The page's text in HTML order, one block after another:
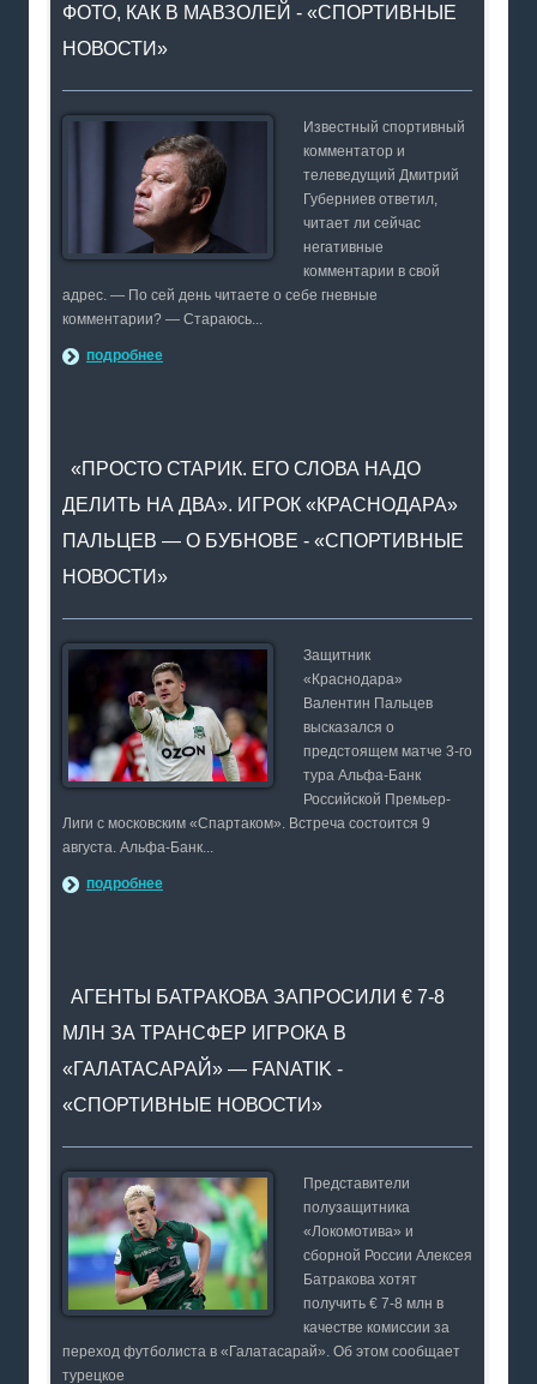
ФОТО, КАК В МАВЗОЛЕЙ - «СПОРТИВНЫЕ
НОВОСТИ»
Известный спортивный
комментатор и
телеведущий Дмитрий
Губерниев ответил,
читает ли сейчас
негативные
комментарии в свой
адрес. — По сей день читаете о себе гневные
комментарии? — Стараюсь...
подробнее
«ПРОСТО СТАРИК. ЕГО СЛОВА НАДО
ДЕЛИТЬ НА ДВА». ИГРОК «КРАСНОДАРА»
ПАЛЬЦЕВ — О БУБНОВЕ - «СПОРТИВНЫЕ
НОВОСТИ»
Защитник
«Краснодара»
Валентин Пальцев
высказался о
предстоящем матче 3-го
тура Альфа-Банк
Российской Премьер-
Лиги с московским «Спартаком». Встреча состоится 9
августа. Альфа-Банк...
подробнее
АГЕНТЫ БАТРАКОВА ЗАПРОСИЛИ € 7-8
МЛН ЗА ТРАНСФЕР ИГРОКА В
«ГАЛАТАСАРАЙ» — FANATIK -
«СПОРТИВНЫЕ НОВОСТИ»
Представители
полузащитника
«Локомотива» и
сборной России Алексея
Батракова хотят
получить € 7-8 млн в
качестве комиссии за
переход футболиста в «Галатасарай». Об этом сообщает
турецкое